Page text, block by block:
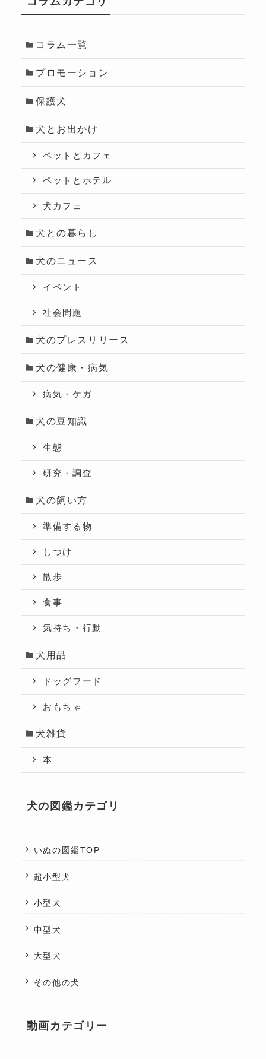
コラム一覧
プロモーション
保護犬
犬とお出かけ
ペットとカフェ
ペットとホテル
犬カフェ
犬との暮らし
犬のニュース
イベント
社会問題
犬のプレスリリース
犬の健康・病気
病気・ケガ
犬の豆知識
生態
研究・調査
犬の飼い方
準備する物
しつけ
散歩
食事
気持ち・行動
犬用品
ドッグフード
おもちゃ
犬雑貨
本
犬の図鑑カテゴリ
いぬの図鑑TOP
超小型犬
小型犬
中型犬
大型犬
その他の犬
動画カテゴリー